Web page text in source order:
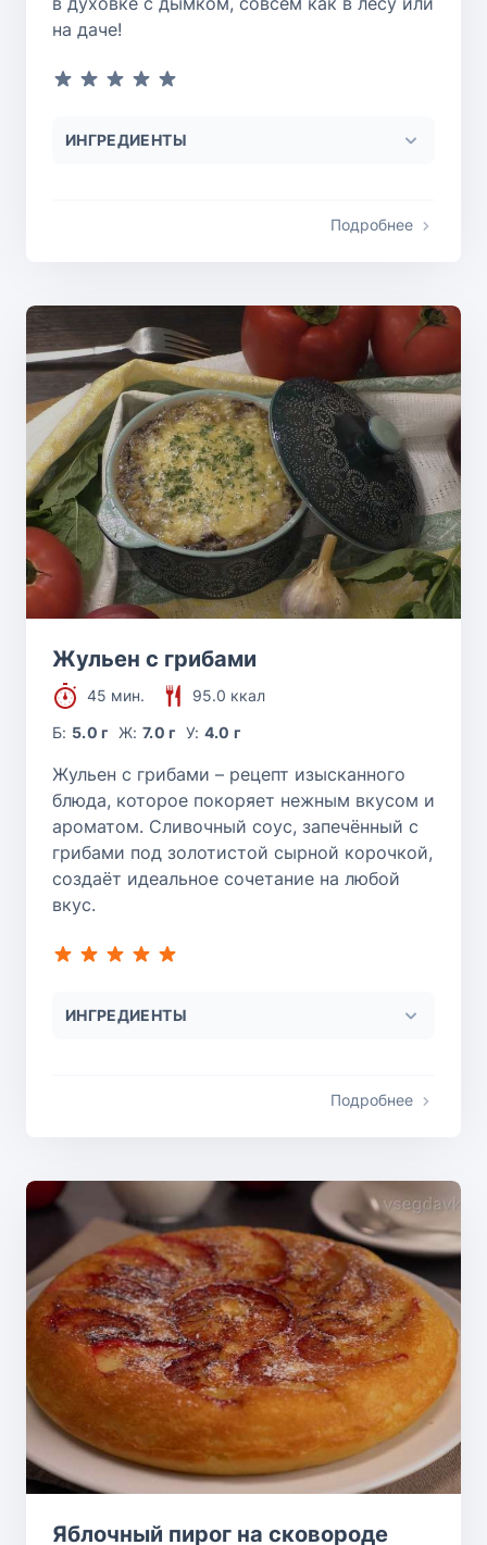
на даче!
ИНГРЕДИЕНТЫ
Подробнее
Жульен с грибами
45 мин.
95.0 ккал
Б: 5.0 г Ж: 7.0 г У: 4.0 г
Жульен с грибами – рецепт изысканного
блюда, которое покоряет нежным вкусом и
ароматом. Сливочный соус, запечённый с
грибами под золотистой сырной корочкой,
создаёт идеальное сочетание на любой
вкус.
ИНГРЕДИЕНТЫ
Подробнее
Яблочный пирог на сковороде